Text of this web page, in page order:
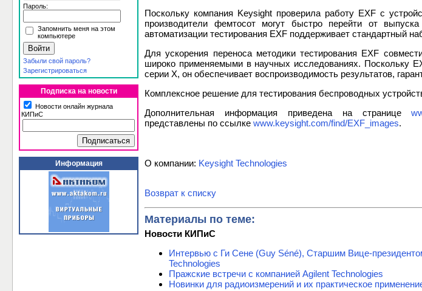
Пароль:
Запомнить меня на этом
компьютере
Забыли свой пароль?
Зарегистрироваться
Подписка на новости
Новости онлайн журнала
КИПиС
Информация
Поскольку компания Keysight проверила работу EXF с
производители фемтосот могут быстро перейти от
автоматизации тестирования EXF поддерживает стандартный
Для ускорения переноса методики тестирования EXF
широко применяемыми в научных исследованиях. Поскольку
серии X, он обеспечивает воспроизводимость результатов,
Комплексное решение для тестирования беспроводных
Дополнительная информация приведена на странице
представлены по ссылке www.keysight.com/find/EXF_images.
О компании: Keysight Technologies
Возврат к списку
Материалы по теме:
Новости КИПиС
Интервью с Ги Сене (Guy Séné), Старшим Вице-
Technologies
Пражские встречи с компанией Agilent Technologies
Новинки для радиоизмерений и их практическое